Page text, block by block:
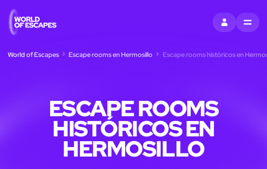
ENTRARMENU
World of Escapes Escape rooms en Hermosillo Escape rooms históricos en
ESCAPE ROOMS
HISTÓRICOS EN
HERMOSILLO